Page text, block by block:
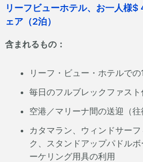
リーフビューホテル、お一人様
ェア（2泊）
含まれるもの：
リーフ・ビュー・ホテルでの
毎日のフルブレックファスト
空港／マリーナ間の送迎（往
カタマラン、ウィンドサー
ク、スタンドアップパドル
ーケリング用具の利用